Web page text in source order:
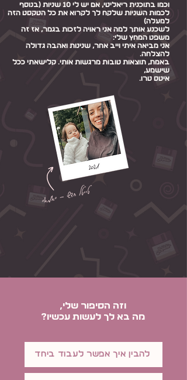
וכמו בתוכנית ריאליטי, אם יש לי 10 שניות (בנוסף
לכמות השניות שלקח לך לקרוא את כל הטקסט הזה
למעלה)
לשכנע אותך למה אני ראויה לזכות בגמר, אז זה
משפט המחץ שלי:
אני מביאה איתי וייב אחר, שנינות ואהבה גדולה
להצלחה.
באמת, תוצאות טובות מרגשות אותי. קלישאתי ככל
שישמע,
איטס טרו.
וזה הסיפור שלי,
מה בא לך לעשות עכשיו?
להבין איך אפשר לעבוד ביחד